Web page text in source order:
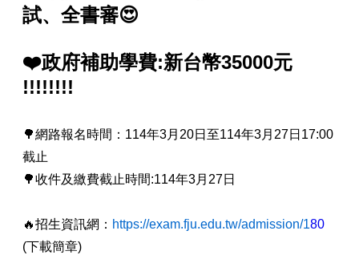
試、全書審😍
❤️政府補助學費:新台幣35000元
!!!!!!!!
🌳網路報名時間：114年3月20日至114年3月27日17:00
截止
🌳收件及繳費截止時間:114年3月27日
🔥招生資訊網： https://exam.fju.edu.tw/admission/180
(下載簡章)